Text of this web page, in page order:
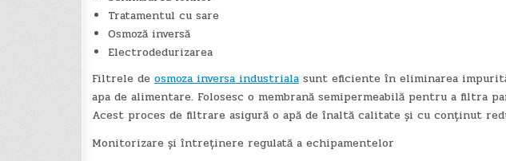
Tratamentul cu sare
Osmoză inversă
Electrodedurizarea
Filtrele de osmoza inversa industrialasunt eficiente în eliminarea
apa de alimentare. Folosesc o membrană semipermeabilă pentru a filtra
Acest proces de filtrare asigură o apă de înaltă calitate și cu conținut
Monitorizare și întreținere regulată a echipamentelor